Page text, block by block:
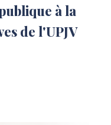
à la
de l'UPJV